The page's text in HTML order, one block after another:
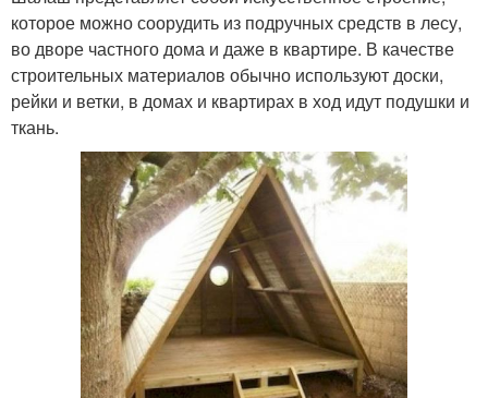
которое можно соорудить из подручных средств в лесу,
во дворе частного дома и даже в квартире. В качестве
строительных материалов обычно используют доски,
рейки и ветки, в домах и квартирах в ход идут подушки и
ткань.